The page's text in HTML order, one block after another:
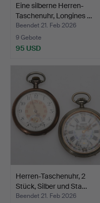
Eine silberne Herren-
Taschenuhr, Longines …
Beendet 21. Feb 2026
9 Gebote
95 USD
Herren-Taschenuhr, 2
Stück, Silber und Sta…
Beendet 21. Feb 2026